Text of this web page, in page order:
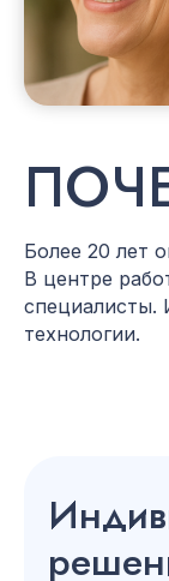
Более 20 лет
В центре
специалисты.
технологии.